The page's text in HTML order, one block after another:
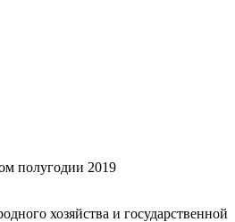
полугодии 2019
хозяйства и государственной